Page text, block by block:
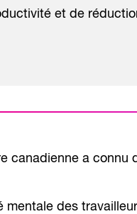
et de
canadienne a connu
des